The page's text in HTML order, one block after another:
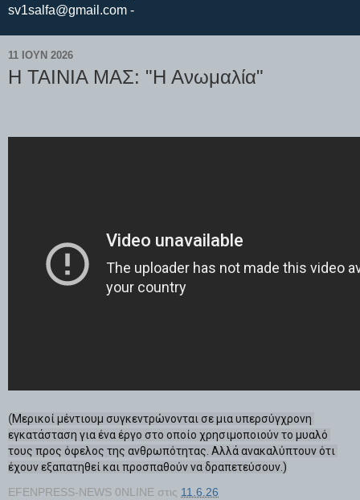
sv1salfa@gmail.com -
11 ΙΟΥΝ 2026
Η ΤΑΙΝΙΑ ΜΑΣ: "Η Ανωμαλία"
(Μερικοί μέντιουμ συγκεντρώνονται σε μια υπερσύγχρονη
εγκατάσταση για ένα έργο στο οποίο χρησιμοποιούν το μυαλό
τους προς όφελος της ανθρωπότητας. Αλλά ανακαλύπτουν ότι
έχουν εξαπατηθεί και προσπαθούν να δραπετεύσουν.)
EFENPRESS-NEWS 0NLINE στις 11.6.26